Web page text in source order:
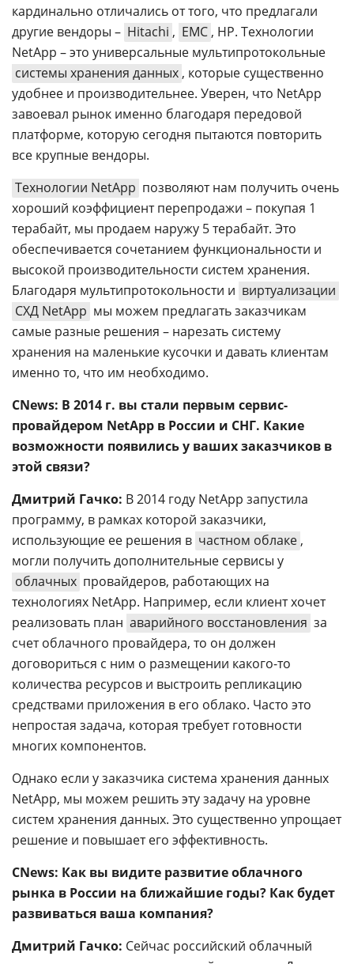
кардинально отличались от того, что предлагали
другие вендоры – Hitachi , EMC , НР. Технологии
NetApp – это универсальные мультипротокольные
системы хранения данных , которые существенно
удобнее и производительнее. Уверен, что NetApp
завоевал рынок именно благодаря передовой
платформе, которую сегодня пытаются повторить
все крупные вендоры.
Технологии NetApp позволяют нам получить очень
хороший коэффициент перепродажи – покупая 1
терабайт, мы продаем наружу 5 терабайт. Это
обеспечивается сочетанием функциональности и
высокой производительности систем хранения.
Благодаря мультипротокольности и виртуализации
СХД NetApp мы можем предлагать заказчикам
самые разные решения – нарезать систему
хранения на маленькие кусочки и давать клиентам
именно то, что им необходимо.
CNews: В 2014 г. вы стали первым сервис-
провайдером NetApp в России и СНГ. Какие
возможности появились у ваших заказчиков в
этой связи?
Дмитрий Гачко: В 2014 году NetApp запустила
программу, в рамках которой заказчики,
использующие ее решения в частном облаке ,
могли получить дополнительные сервисы у
облачных провайдеров, работающих на
технологиях NetApp. Например, если клиент хочет
реализовать план аварийного восстановления за
счет облачного провайдера, то он должен
договориться с ним о размещении какого-то
количества ресурсов и выстроить репликацию
средствами приложения в его облако. Часто это
непростая задача, которая требует готовности
многих компонентов.
Однако если у заказчика система хранения данных
NetApp, мы можем решить эту задачу на уровне
систем хранения данных. Это существенно упрощает
решение и повышает его эффективность.
CNews: Как вы видите развитие облачного
рынка в России на ближайшие годы? Как будет
развиваться ваша компания?
Дмитрий Гачко: Сейчас российский облачный